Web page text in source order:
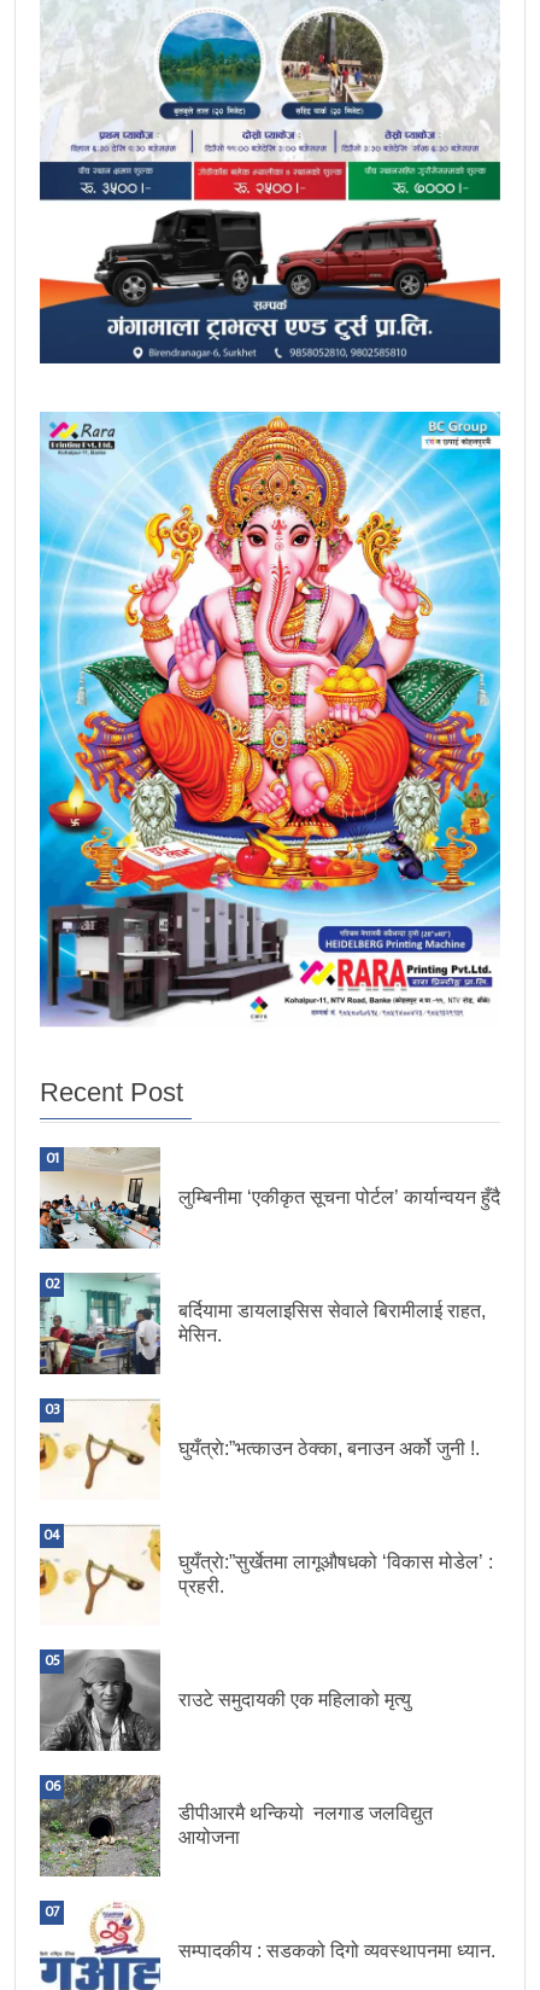
Recent Post
01
लुम्बिनीमा ‘एकीकृत सूचना पोर्टल’ कार्यान्वयन हुँदै
02
बर्दियामा डायलाइसिस सेवाले बिरामीलाई राहत,
मेसिन.
03
घुयँत्राे:”भत्काउन ठेक्का, बनाउन अर्को जुनी !.
04
घुयँत्राे:”सुर्खेतमा लागूऔषधको ‘विकास मोडेल’ :
प्रहरी.
05
राउटे समुदायकी एक महिलाको मृत्यु
06
डीपीआरमै थन्कियो नलगाड जलविद्युत
आयोजना
07
सम्पादकीय : सडकको दिगो व्यवस्थापनमा ध्यान.